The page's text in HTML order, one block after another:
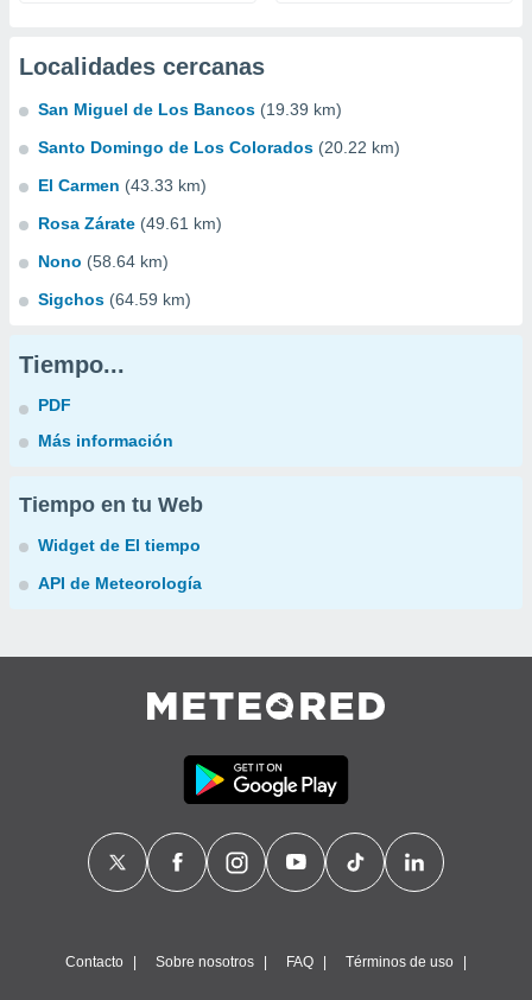
Localidades cercanas
San Miguel de Los Bancos (19.39 km)
Santo Domingo de Los Colorados (20.22 km)
El Carmen (43.33 km)
Rosa Zárate (49.61 km)
Nono (58.64 km)
Sigchos (64.59 km)
Tiempo...
PDF
Más información
Tiempo en tu Web
Widget de El tiempo
API de Meteorología
Contacto Sobre nosotros FAQ Términos de uso